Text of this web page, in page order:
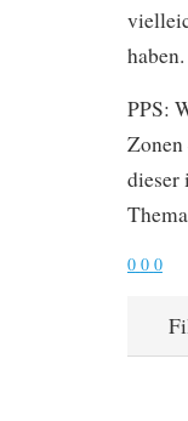
PPS:
dieser
Thema
0 0 0